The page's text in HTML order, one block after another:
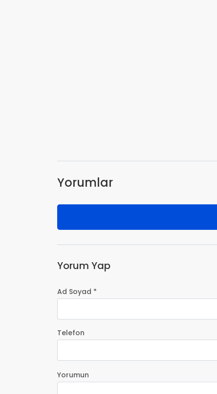
Yorumlar
Yorum Yap
Ad Soyad *
Telefon
Yorumun